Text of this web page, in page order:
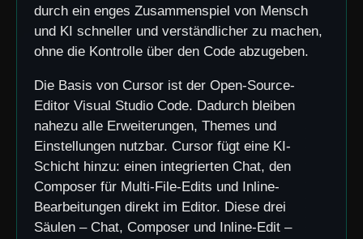
durch ein enges Zusammenspiel von Mensch
und KI schneller und verständlicher zu machen,
ohne die Kontrolle über den Code abzugeben.
Die Basis von Cursor ist der Open-Source-
Editor Visual Studio Code. Dadurch bleiben
nahezu alle Erweiterungen, Themes und
Einstellungen nutzbar. Cursor fügt eine KI-
Schicht hinzu: einen integrierten Chat, den
Composer für Multi-File-Edits und Inline-
Bearbeitungen direkt im Editor. Diese drei
Säulen – Chat, Composer und Inline-Edit –